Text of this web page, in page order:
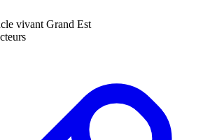
vivant Grand Est